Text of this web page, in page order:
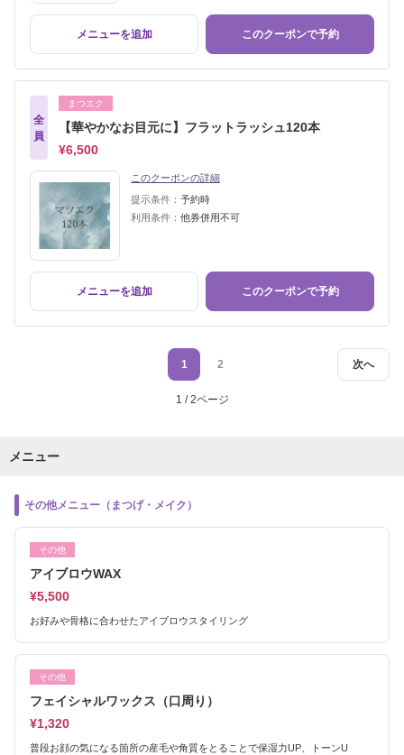
メニューを追加 このクーポンで予約
全
員
まつエク
【華やかなお目元に】フラットラッシュ120本
¥6,500
このクーポンの詳細
提示条件： 予約時
利用条件： 他券併用不可
メニューを追加 このクーポンで予約
次へ
1 2
1 / 2ページ
メニュー
その他メニュー（まつげ・メイク）
その他
アイブロウWAX
¥5,500
お好みや骨格に合わせたアイブロウスタイリング
その他
フェイシャルワックス（口周り）
¥1,320
普段お顔の気になる箇所の産毛や角質をとることで保湿力UP、トーンU